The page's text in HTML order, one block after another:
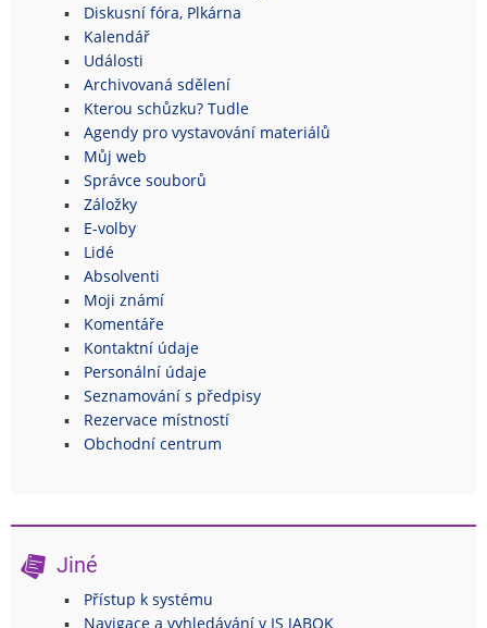
Diskusní fóra, Plkárna
Kalendář
Události
Archivovaná sdělení
Kterou schůzku? Tudle
Agendy pro vystavování materiálů
Můj web
Správce souborů
Záložky
E-volby
Lidé
Absolventi
Moji známí
Komentáře
Kontaktní údaje
Personální údaje
Seznamování s předpisy
Rezervace místností
Obchodní centrum
Jiné
Přístup k systému
Navigace a vyhledávání v IS JABOK